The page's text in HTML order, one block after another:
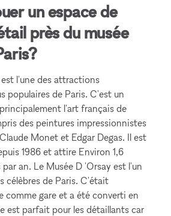
un espace de
près du musée
l'une des attractions
populaires de Paris. C'est un
l'art français de
des peintures impressionnistes
Monet et Edgar Degas. Il est
1986 et attire Environ 1,6
an. Le Musée D 'Orsay est l'un
célèbres de Paris. C'était
comme gare et a été converti en
est parfait pour les détaillants car